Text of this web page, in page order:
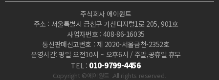
주식회사 에이원트
주소 : 서울특별시 금천구 가산디지털1로 205, 901호
사업자번호 : 408-86-16035
통신판매신고번호 : 제 2020-서울금천-2352호
운영시간: 평일 오전10시 ~ 오후6시 / 주말,공휴일 휴무
TEL : 010-9799-4456
Copyright ©에이원트 .All rights reserved.